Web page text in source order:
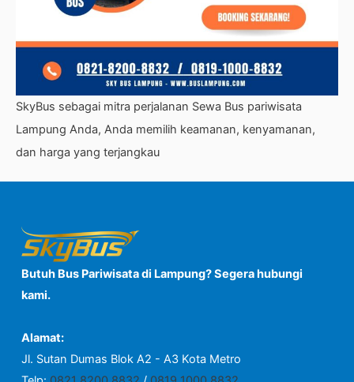
SkyBus sebagai mitra perjalanan Sewa Bus pariwisata
Lampung Anda, Anda memilih keamanan, kenyamanan,
dan harga yang terjangkau
Butuh Bus Pariwisata di Lampung? Segera hubungi
kami.
Alamat:
Jl. Sutan Dumas Blok A2 - A3 Kota Metro